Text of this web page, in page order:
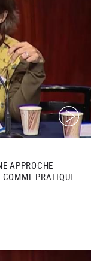
(video)
APPROCHE
PRATIQUE